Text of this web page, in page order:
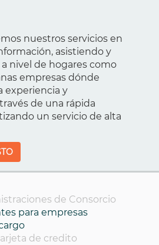
nuestros servicios en
asistiendo y
nivel de hogares como
empresas dónde
experiencia y
de una rápida
un servicio de alta
de Consorcio
para empresas
de credito